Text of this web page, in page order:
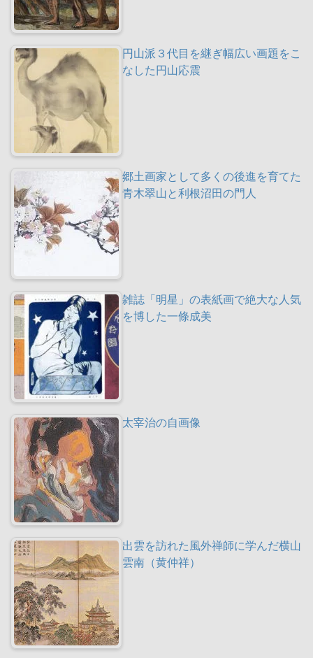
円山派３代目を継ぎ幅広い画題をこ
なした円山応震
郷土画家として多くの後進を育てた
青木翠山と利根沼田の門人
雑誌「明星」の表紙画で絶大な人気
を博した一條成美
太宰治の自画像
出雲を訪れた風外禅師に学んだ横山
雲南（黄仲祥）